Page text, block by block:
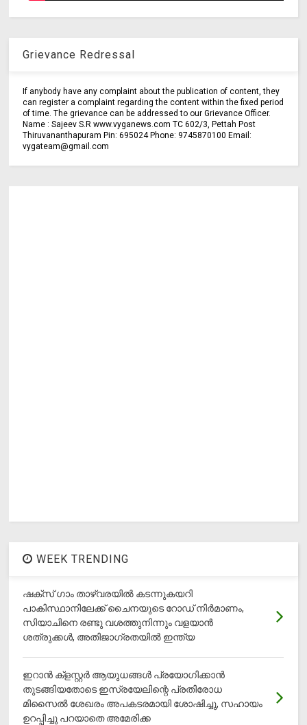
Grievance Redressal
If anybody have any complaint about the publication of content, they
can register a complaint regarding the content within the fixed period
of time. The grievance can be addressed to our Grievance Officer.
Name : Sajeev S.R www.vyganews.com TC 602/3, Pettah Post
Thiruvananthapuram Pin: 695024 Phone: 9745870100 Email:
vygateam@gmail.com
WEEK TRENDING
ഷക്സ് ​ഗാം താഴ്‌വരയിൽ കടന്നുകയറി
പാകിസ്ഥാനിലേക്ക് ചൈനയുടെ റോഡ് നിർമാണം,
സിയാചിനെ രണ്ടു വശത്തുനിന്നും വളയാൻ
ശത്രുക്കൾ, അതിജാ​ഗ്രതയിൽ ഇന്ത്യ
ഇറാന്‍ ക്‌ളസ്റ്റര്‍ ആയുധങ്ങള്‍ പ്രയോഗിക്കാന്‍
തുടങ്ങിയതോടെ ഇസ്രയേലിന്റെ പ്രതിരോധ
മിസൈല്‍ ശേഖരം അപകടരമായി ശോഷിച്ചു, സഹായം
ഉറപ്പിച്ചു പറയാതെ അമേരിക്ക